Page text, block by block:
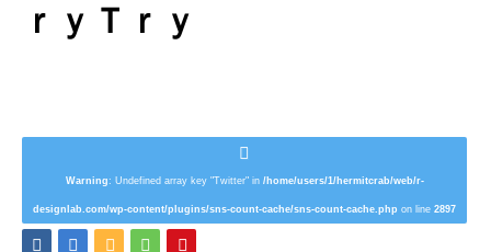
ｒｙＴｒｙ
Warning: Undefined array key "Twitter" in /home/users/1/hermitcrab/web/r-
designlab.com/wp-content/plugins/sns-count-cache/sns-count-cache.php on line 2897